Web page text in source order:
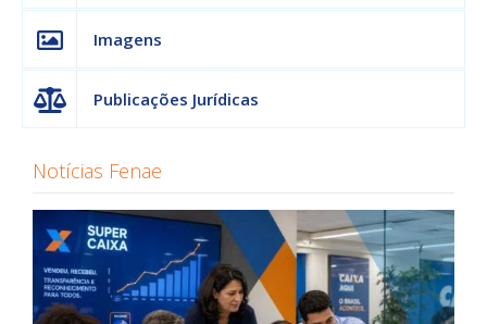
Imagens
Publicações Jurídicas
Notícias Fenae